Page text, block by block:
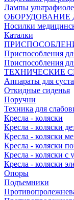
Лампы
ОБОРУДОВАНИЕ
Носилки
Каталки
Приспособления
Приспособления
ТЕХНИЧЕСКИЕ
Аппараты для
Откидные сиденья
Поручни
Техника для
Кресла - коляски
Кресла - коляски
Кресла - коляски
Кресла - коляски
Кресла - коляски с
Кресла - коляски
Опоры
Подъемники